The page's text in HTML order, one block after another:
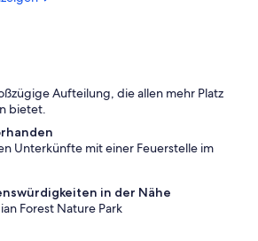
Aufteilung, die allen mehr Platz
bietet.
Unterkünfte mit einer Feuerstelle im
in der Nähe
Forest Nature Park